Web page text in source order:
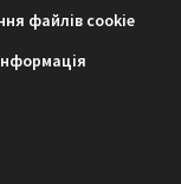
файлів cookie